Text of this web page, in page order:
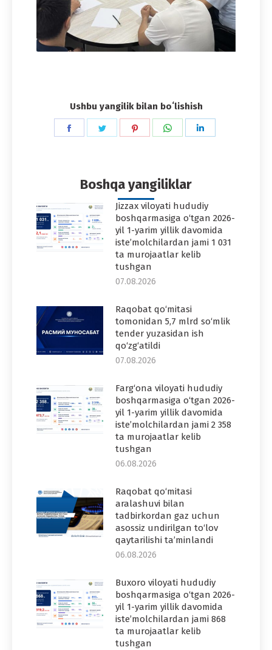
Ushbu yangilik bilan boʻlishish
Share
Share
Share
Share
Boshqa yangiliklar
Jizzax viloyati hududiy
boshqarmasiga o‘tgan 2026-
yil 1-yarim yillik davomida
iste’molchilardan jami 1 031
ta murojaatlar kelib
tushgan
07.08.2026
Raqobat qo‘mitasi
tomonidan 5,7 mlrd so‘mlik
tender yuzasidan ish
qo‘zg‘atildi
07.08.2026
Farg‘ona viloyati hududiy
boshqarmasiga o‘tgan 2026-
yil 1-yarim yillik davomida
iste’molchilardan jami 2 358
ta murojaatlar kelib
tushgan
06.08.2026
Raqobat qo‘mitasi
aralashuvi bilan
tadbirkordan gaz uchun
asossiz undirilgan to‘lov
qaytarilishi ta’minlandi
06.08.2026
Buxoro viloyati hududiy
boshqarmasiga o‘tgan 2026-
yil 1-yarim yillik davomida
iste’molchilardan jami 868
ta murojaatlar kelib
tushgan